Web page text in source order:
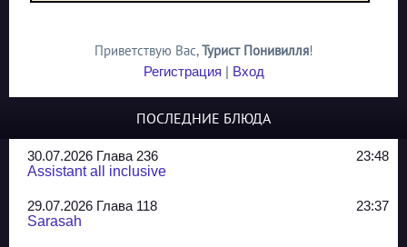
Приветствую Вас,Турист Понивилля!
Регистрация | Вход
ПОСЛЕДНИЕ БЛЮДА
30.07.2026 Глава 236
23:48
Assistant all inclusive
29.07.2026 Глава 118
23:37
Sarasah